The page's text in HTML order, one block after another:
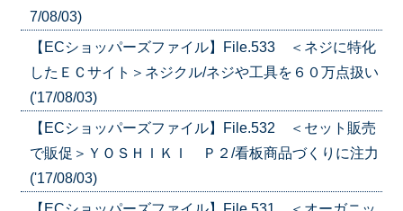
7/08/03)
【ECショッパーズファイル】File.533 ＜ネジに特化
したＥＣサイト＞ネジクル/ネジや工具を６０万点扱い
('17/08/03)
【ECショッパーズファイル】File.532 ＜セット販売
で販促＞ＹＯＳＨＩＫＩ Ｐ２/看板商品づくりに注力
('17/08/03)